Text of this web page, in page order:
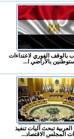
بالوقف الفوري لاعتداءات
بالأراضي ا...
العربية تبحث آليات تنفيذ
المجلس الاقتصاد...